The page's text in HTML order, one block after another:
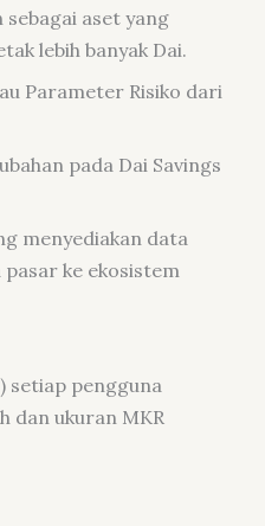
aset yang
lebih banyak Dai.
Parameter Risiko dari
pada Dai Savings
menyediakan data
ke ekosistem
setiap pengguna
dan ukuran MKR